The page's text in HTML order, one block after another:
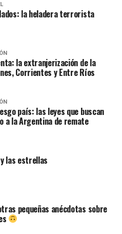
la heladera terrorista
la extranjerización de la
Corrientes y Entre Ríos
país: las leyes que buscan
a la Argentina de remate
las estrellas
pequeñas anécdotas sobre